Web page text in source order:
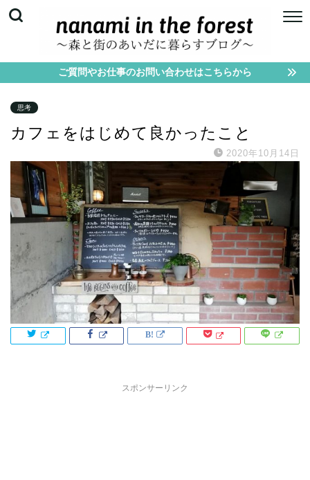
ご質問やお仕事のお問い合わせはこちらから
思考
カフェをはじめて良かったこと
2020年10月14日
スポンサーリンク